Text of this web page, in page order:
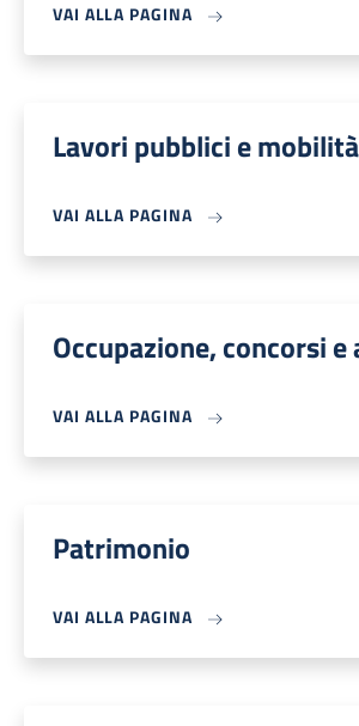
VAI ALLA PAGINA
Lavori pubblici e
VAI ALLA PAGINA
Occupazione, concorsi e
VAI ALLA PAGINA
Patrimonio
VAI ALLA PAGINA